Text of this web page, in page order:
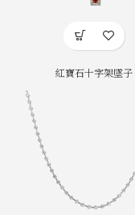
紅寶石十字架墜子